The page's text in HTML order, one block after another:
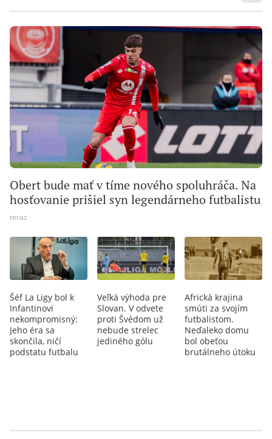
Obert bude mať v tíme nového spoluhráča. Na
hosťovanie prišiel syn legendárneho futbalistu
teraz
Šéf La Ligy bol k
Infantinovi
nekompromisný:
Jeho éra sa
skončila, ničí
podstatu futbalu
Veľká výhoda pre
Slovan. V odvete
proti Švédom už
nebude strelec
jediného gólu
Africká krajina
smúti za svojím
futbalistom.
Neďaleko domu
bol obeťou
brutálneho útoku